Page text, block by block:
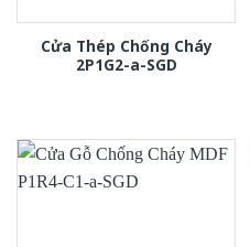
Cửa Thép Chống Cháy
2P1G2-a-SGD